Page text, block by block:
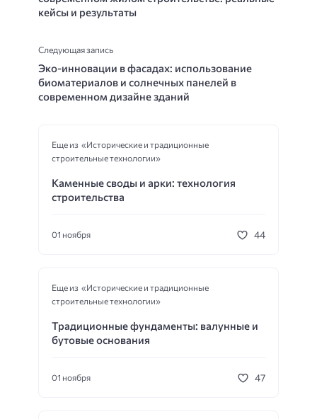
кейсы и результаты
Следующая запись
Эко-инновации в фасадах: использование
биоматериалов и солнечных панелей в
современном дизайне зданий
Еще из «Исторические и традиционные
строительные технологии»
Каменные своды и арки: технология
строительства
01 ноября 44
Еще из «Исторические и традиционные
строительные технологии»
Традиционные фундаменты: валунные и
бутовые основания
01 ноября 47